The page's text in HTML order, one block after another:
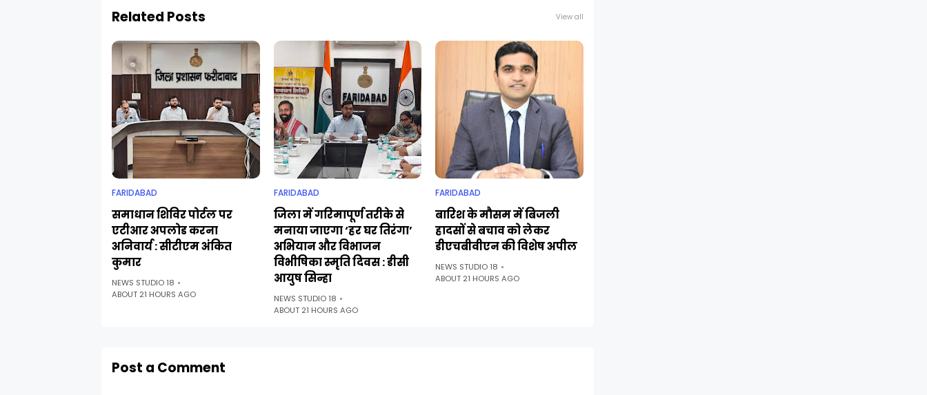
Related Posts View all
FARIDABAD
समाधान शिविर पोर्टल पर
एटीआर अपलोड करना
अनिवार्य : सीटीएम अंकित
कुमार
NEWS STUDIO 18
ABOUT 21 HOURS AGO
FARIDABAD
जिला में गरिमापूर्ण तरीके से
मनाया जाएगा ‘हर घर तिरंगा’
अभियान और विभाजन
विभीषिका स्मृति दिवस : डीसी
आयुष सिन्हा
NEWS STUDIO 18
ABOUT 21 HOURS AGO
FARIDABAD
बारिश के मौसम में बिजली
हादसों से बचाव को लेकर
डीएचबीवीएन की विशेष अपील
NEWS STUDIO 18
ABOUT 21 HOURS AGO
Post a Comment